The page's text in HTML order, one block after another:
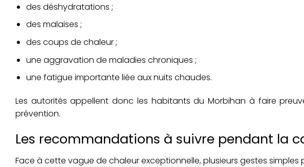
des déshydratations ;
des malaises ;
des coups de chaleur ;
une aggravation de maladies chroniques ;
une fatigue importante liée aux nuits chaudes.
Les autorités appellent donc les habitants du Morbihan à faire
prévention.
Les recommandations à suivre pendant la
Face à cette vague de chaleur exceptionnelle, plusieurs gestes simples